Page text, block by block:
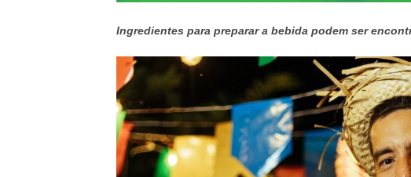
Ingredientes para preparar a bebida podem ser